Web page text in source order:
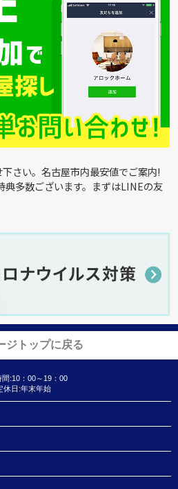
さい。名古屋市内最安値でご案内!
多数ございます。まずはLINEの友
ジトップに戻る
間:10：00～19：00
休日:年末年始